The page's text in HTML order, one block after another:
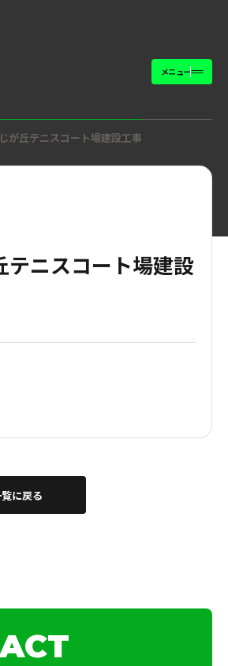
メニュー
が丘テニスコート場建設工事
テニスコート場建設
に戻る